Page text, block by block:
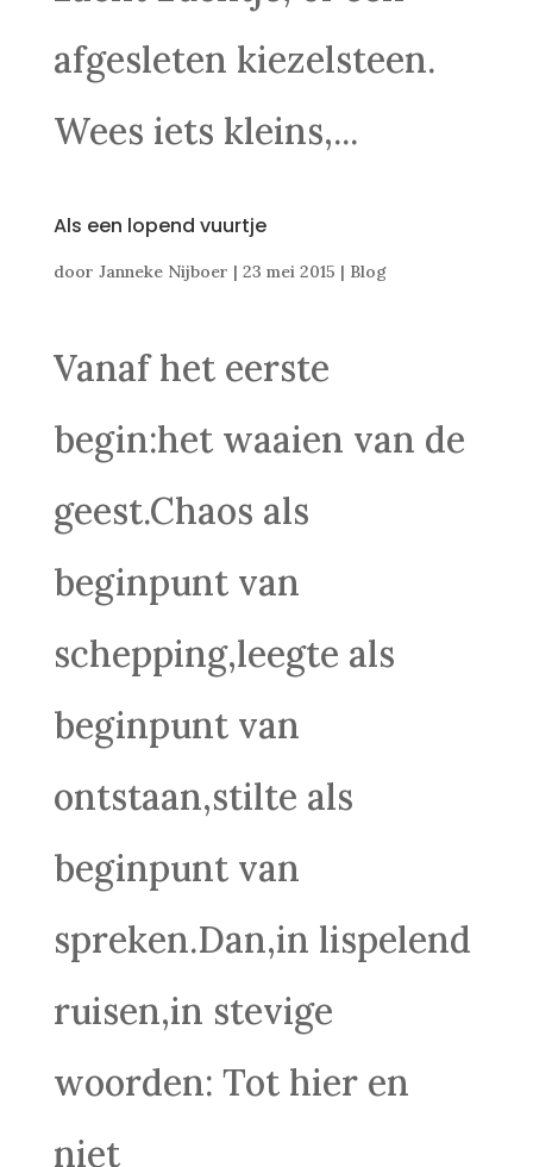
afgesleten kiezelsteen.
Wees iets kleins,...
Als een lopend vuurtje
door Janneke Nijboer | 23 mei 2015 | Blog
Vanaf het eerste
begin:het waaien van de
geest.Chaos als
beginpunt van
schepping,leegte als
beginpunt van
ontstaan,stilte als
beginpunt van
spreken.Dan,in lispelend
ruisen,in stevige
woorden: Tot hier en
niet